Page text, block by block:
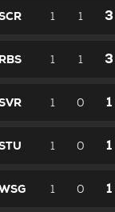
1 1 3
RBS 1 1 3
1 0 1
1 0 1
1 0 1